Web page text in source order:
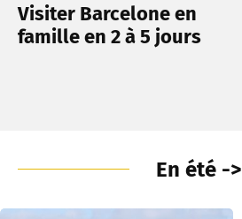
Visiter Barcelone en
famille en 2 à 5 jours
En été ->